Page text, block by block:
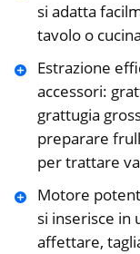
si adatta
tavolo o
Estrazione
accessori:
grattugia
preparare
per trattare
Motore
si inserisce in
affettare,